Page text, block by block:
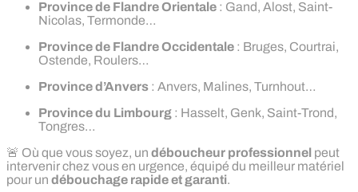
Province de Flandre Orientale : Gand, Alost, Saint-
Nicolas, Termonde…
Province de Flandre Occidentale : Bruges, Courtrai,
Ostende, Roulers…
Province d’Anvers : Anvers, Malines, Turnhout…
Province du Limbourg : Hasselt, Genk, Saint-Trond,
Tongres…
🚨 Où que vous soyez, un déboucheur professionnel peut
intervenir chez vous en urgence, équipé du meilleur matériel
pour un débouchage rapide et garanti.